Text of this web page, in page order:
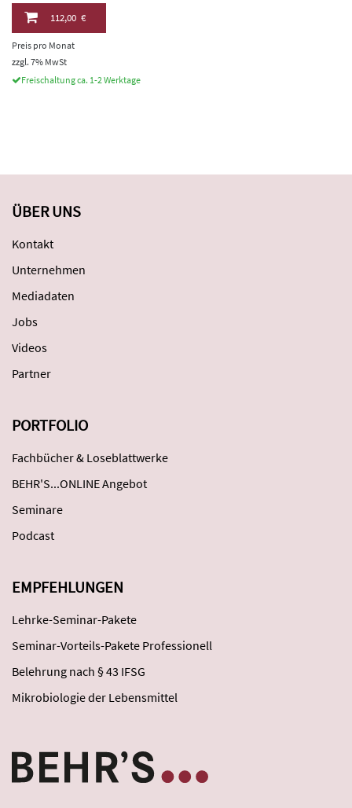
112,00 €
Preis pro Monat
zzgl. 7% MwSt
Freischaltung ca. 1-2 Werktage
ÜBER UNS
Kontakt
Unternehmen
Mediadaten
Jobs
Videos
Partner
PORTFOLIO
Fachbücher & Loseblattwerke
BEHR'S...ONLINE Angebot
Seminare
Podcast
EMPFEHLUNGEN
Lehrke-Seminar-Pakete
Seminar-Vorteils-Pakete Professionell
Belehrung nach § 43 IFSG
Mikrobiologie der Lebensmittel